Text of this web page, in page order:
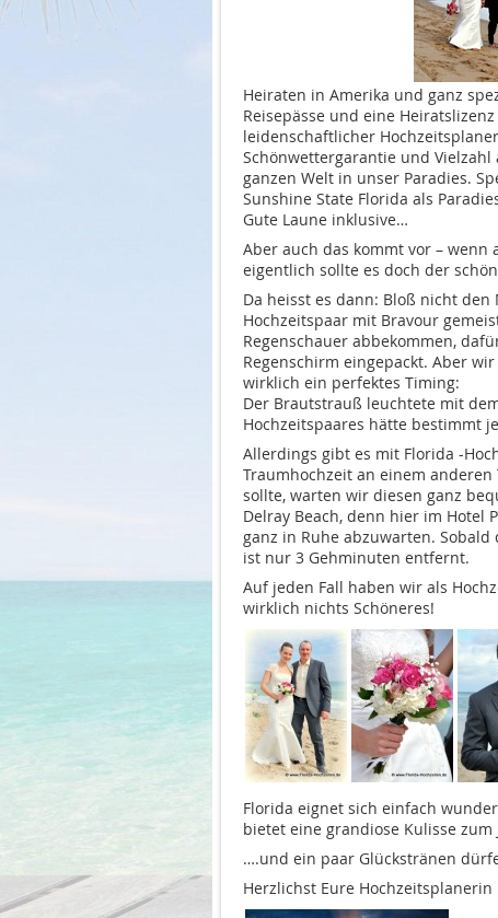
Heiraten in Amerika und ganz
Reisepässe und eine
leidenschaftlicher
Schönwettergarantie und
ganzen Welt in unser Paradies.
Sunshine State Florida als
Gute Laune inklusive…
Aber auch das kommt vor –
eigentlich sollte es doch der
Da heisst es dann: Bloß nicht
Hochzeitspaar mit Bravour
Regenschauer abbekommen,
Regenschirm eingepackt. Aber
wirklich ein perfektes Timing:
Der Brautstrauß leuchtete mit
Hochzeitspaares hätte bestimmt
Allerdings gibt es mit Florida -
Traumhochzeit an einem
sollte, warten wir diesen ganz
Delray Beach, denn hier im Hotel
ganz in Ruhe abzuwarten.
ist nur 3 Gehminuten entfernt.
Auf jeden Fall haben wir als
wirklich nichts Schöneres!
Florida eignet sich einfach
bietet eine grandiose Kulisse
….und ein paar Glückstränen
Herzlichst Eure Hochzeitsplanerin